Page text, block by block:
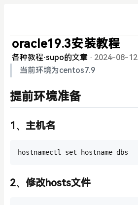
oracle19.3安装教程
各种教程·supo的文章 · 2024-08-12
当前环境为centos7.9
提前环境准备
1、主机名
hostnamectl set-hostname dbs
2、修改hosts文件